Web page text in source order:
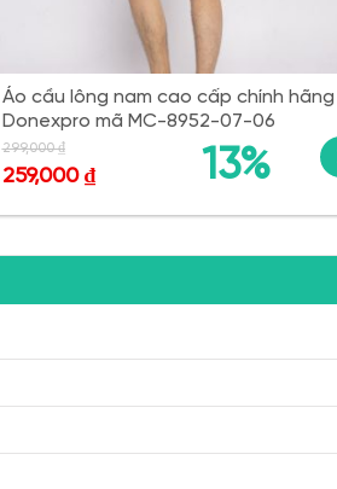
Áo cầu lông nam cao cấp chính hãng
Donexpro mã MC-8952-07-06
13%
299,000₫
259,000 ₫